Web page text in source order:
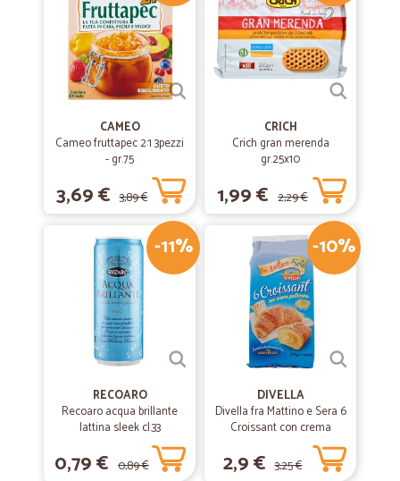
CAMEO
Cameo fruttapec 2:1 3pezzi
- gr.75
3,69 € 3,89 €
CRICH
Crich gran merenda
gr.25x10
1,99 € 2,29 €
-11%
RECOARO
Recoaro acqua brillante
lattina sleek cl.33
0,79 € 0,89 €
-10%
DIVELLA
Divella fra Mattino e Sera 6
Croissant con crema
pasticcera 270 gr.
2,9 € 3,25 €